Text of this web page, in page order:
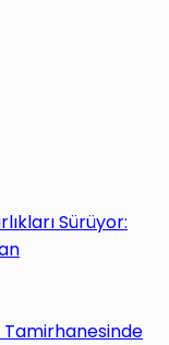
Sürüyor:
Tamirhanesinde